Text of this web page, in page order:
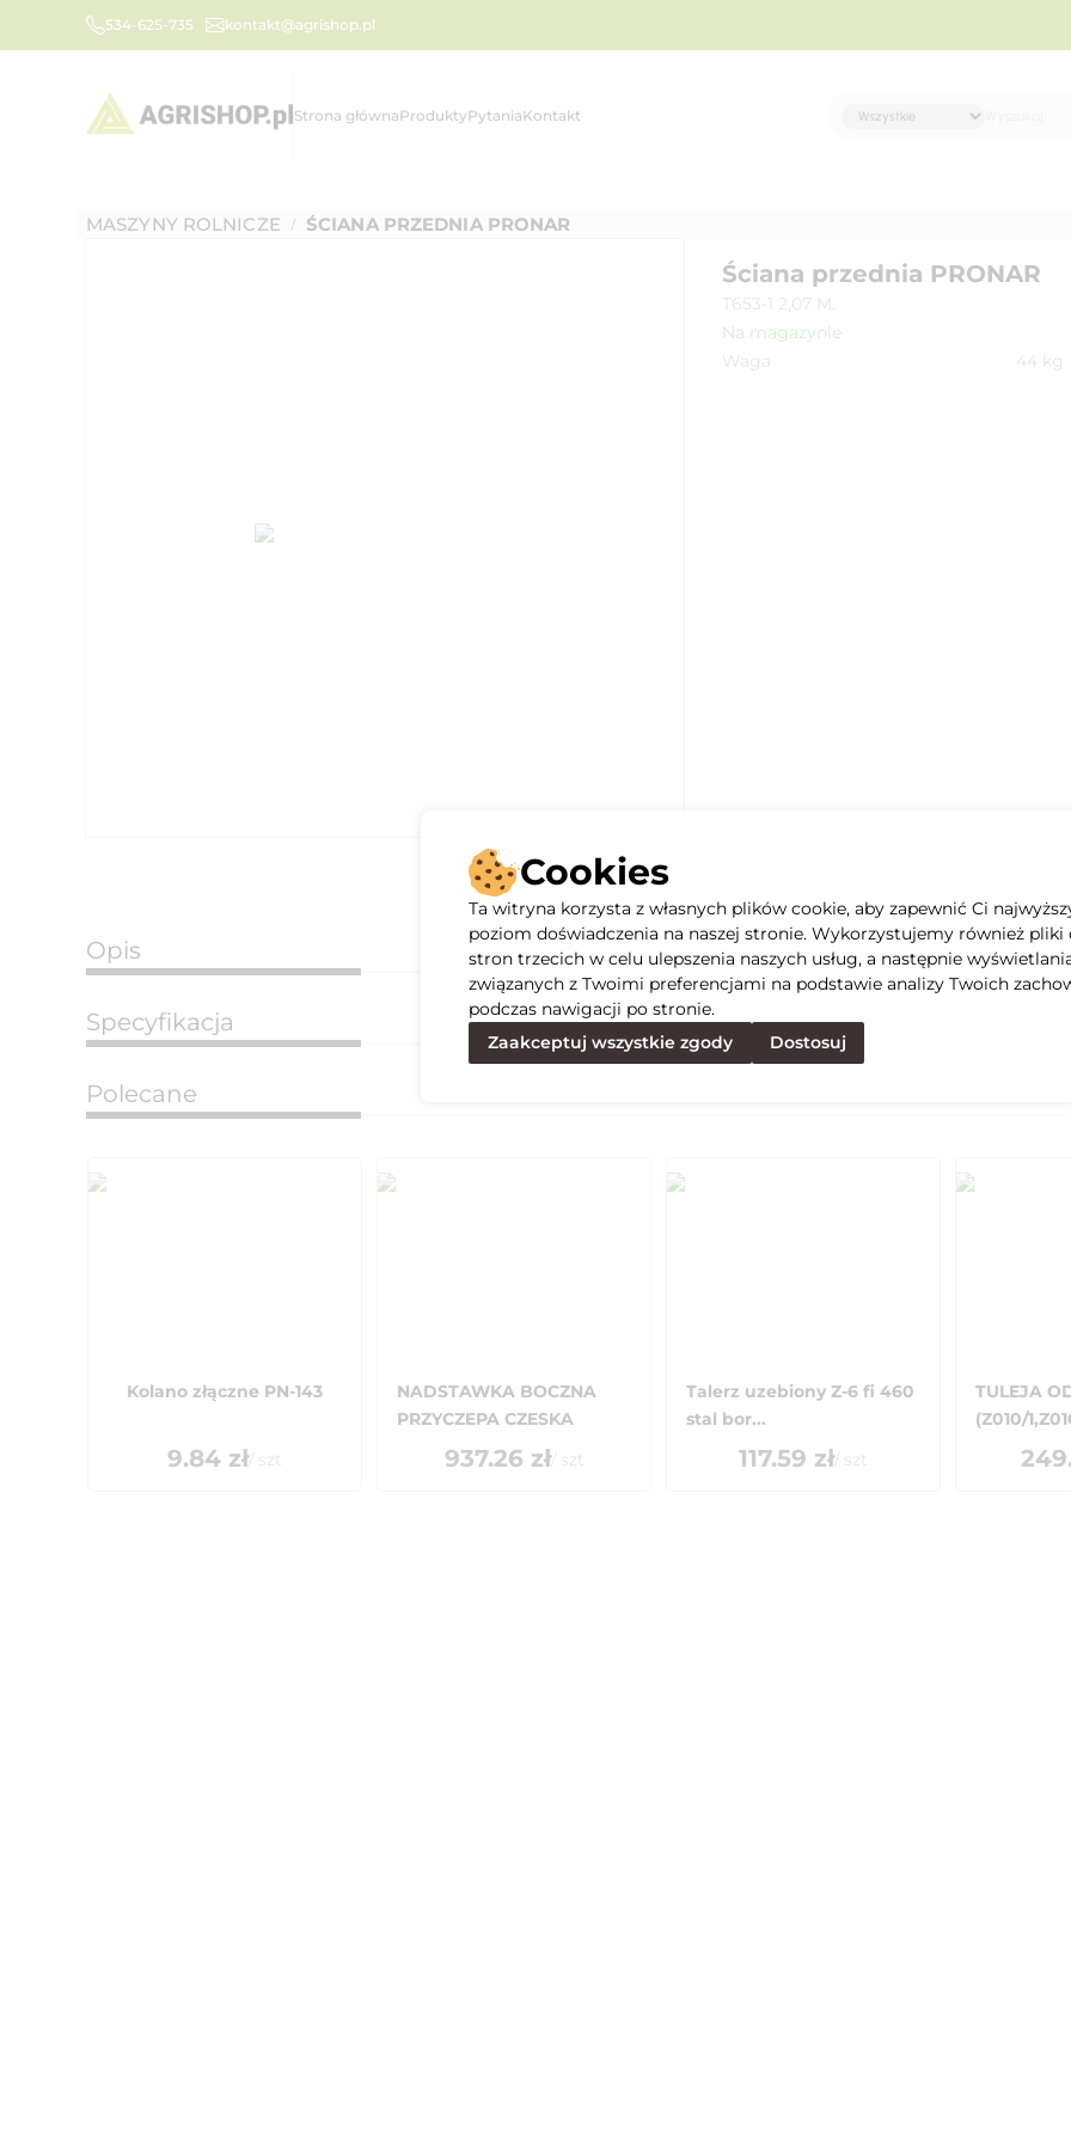
534-625-735 kontakt@agrishop.pl
Strona głównaProduktyPytaniaKontakt
MASZYNY ROLNICZE / ŚCIANA PRZEDNIA PRONAR
Ściana przednia PRONAR
T653-1 2,07 M.
Na magazynie
Waga
44 kg
Opis
Specyfikacja
Polecane
Kolano złączne PN-143
9.84 zł/ szt
NADSTAWKA BOCZNA
PRZYCZEPA CZESKA
937.26 zł/ szt
Talerz uzebiony Z-6 fi 460
stal bor...
117.59 zł/ szt
TULEJA
(Z010/
Cookies
Ta witryna korzysta z własnych plików cookie, aby zapewnić Ci
poziom doświadczenia na naszej stronie. Wykorzystujemy również pliki
stron trzecich w celu ulepszenia naszych usług, a następnie
związanych z Twoimi preferencjami na podstawie analizy Twoich
podczas nawigacji po stronie.
Zaakceptuj wszystkie zgody
Dostosuj